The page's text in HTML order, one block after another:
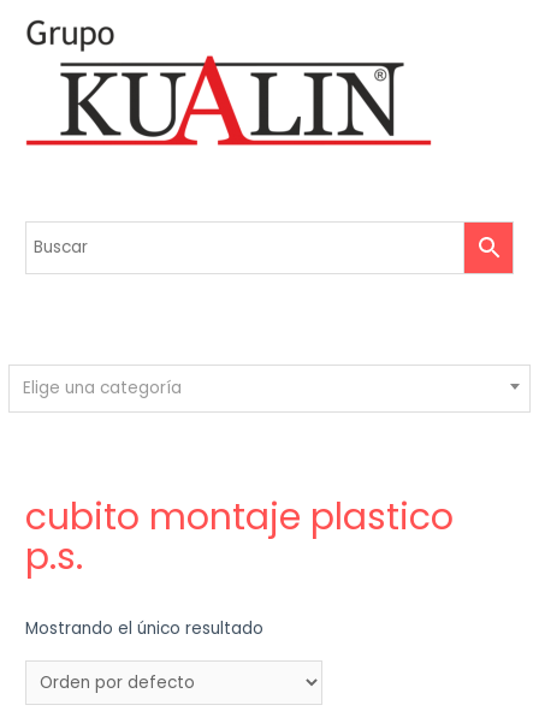
Elige una categoría
cubito montaje plastico
p.s.
Mostrando el único resultado